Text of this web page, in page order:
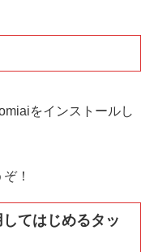
をインストールし
！
てはじめるタッ